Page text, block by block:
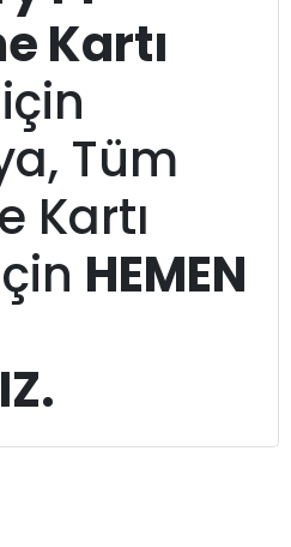
Kartı
için
Tüm
Kartı
HEMEN